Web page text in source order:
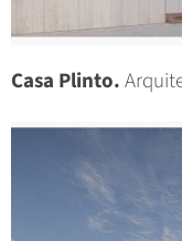
Casa Plinto.